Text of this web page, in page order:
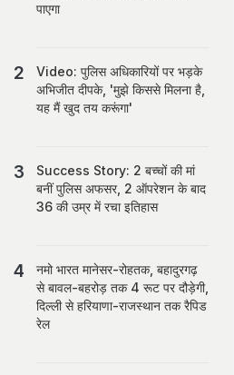
पाएगा
Video: पुलिस अधिकारियों पर भड़के
अभिजीत दीपके, 'मुझे किससे मिलना है,
यह मैं खुद तय करूंगा'
Success Story: 2 बच्चों की मां
बनीं पुल‍िस अफसर, 2 ऑपरेशन के बाद
36 की उम्र में रचा इतिहास
नमो भारत मानेसर-रोहतक, बहादुरगढ़
से बावल-बहरोड़ तक 4 रूट पर दौड़ेगी,
दिल्ली से हरियाणा-राजस्थान तक रैपिड
रेल